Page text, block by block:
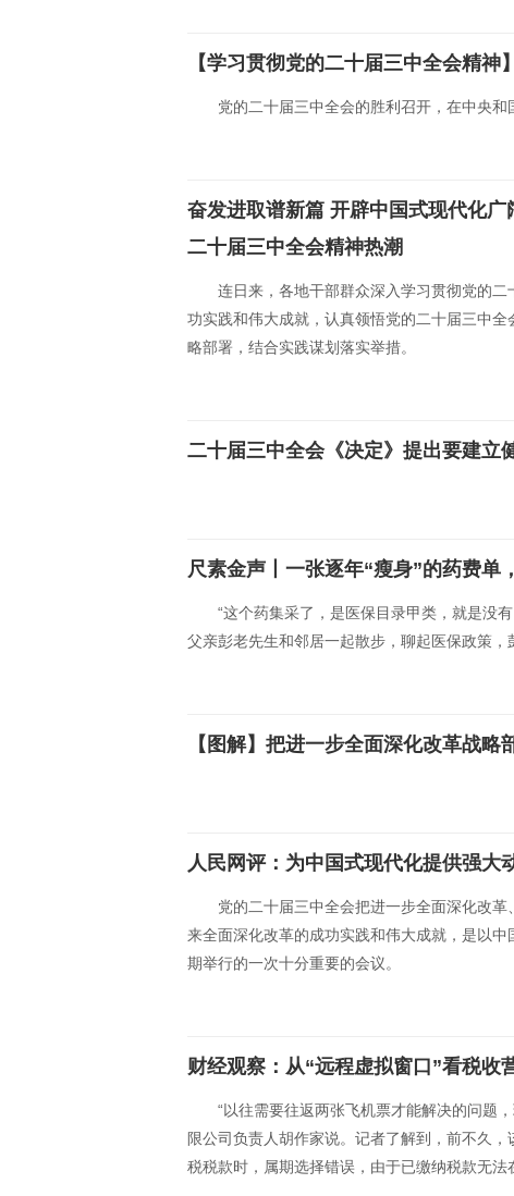
【学习贯彻党的二十届三中全会精
党的二十届三中全会的胜利召开，在中央和
奋发进取谱新篇 开辟中国式现代化
二十届三中全会精神热潮
连日来，各地干部群众深入学习贯彻党的
功实践和伟大成就，认真领悟党的二十届三中
略部署，结合实践谋划落实举措。
二十届三中全会《决定》提出要建立
尺素金声丨一张逐年“瘦身”的药费单
“这个药集采了，是医保目录甲类，就是没
父亲彭老先生和邻居一起散步，聊起医保政策，
【图解】把进一步全面深化改革战略
人民网评：为中国式现代化提供强大
党的二十届三中全会把进一步全面深化改
来全面深化改革的成功实践和伟大成就，是以
期举行的一次十分重要的会议。
财经观察：从“远程虚拟窗口”看税收
“以往需要往返两张飞机票才能解决的问题
限公司负责人胡作家说。记者了解到，前不久
税税款时，属期选择错误，由于已缴纳税款无